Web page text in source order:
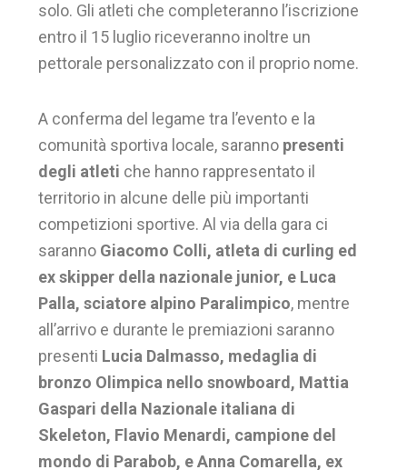
solo. Gli atleti che completeranno l’iscrizione
entro il 15 luglio riceveranno inoltre un
pettorale personalizzato con il proprio nome.
A conferma del legame tra l’evento e la
comunità sportiva locale, saranno presenti
degli atleti che hanno rappresentato il
territorio in alcune delle più importanti
competizioni sportive. Al via della gara ci
saranno Giacomo Colli, atleta di curling ed
ex skipper della nazionale junior, e Luca
Palla, sciatore alpino Paralimpico, mentre
all’arrivo e durante le premiazioni saranno
presenti Lucia Dalmasso, medaglia di
bronzo Olimpica nello snowboard, Mattia
Gaspari della Nazionale italiana di
Skeleton, Flavio Menardi, campione del
mondo di Parabob, e Anna Comarella, ex